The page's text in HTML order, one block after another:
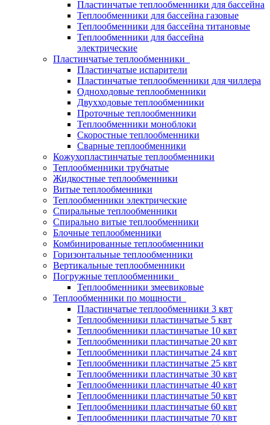
Пластинчатые теплообменники для бассейна
Теплообменники для бассейна газовые
Теплообменники для бассейна титановые
Теплообменники для бассейна
электрические
Пластинчатые теплообменники
Пластинчатые испарители
Пластинчатые теплообменники для чиллера
Одноходовые теплообменники
Двухходовые теплообменники
Проточные теплообменники
Теплообменники моноблоки
Скоростные теплообменники
Сварные теплообменники
Кожухопластинчатые теплообменники
Теплообменники трубчатые
Жидкостные теплообменники
Витые теплообменники
Теплообменники электрические
Спиральные теплообменники
Спирально витые теплообменники
Блочные теплообменники
Комбинированные теплообменники
Горизонтальные теплообменники
Вертикальные теплообменники
Погружные теплообменники
Теплообменники змеевиковые
Теплообменники по мощности
Пластинчатые теплообменники 3 квт
Теплообменники пластинчатые 5 квт
Теплообменники пластинчатые 10 квт
Теплообменники пластинчатые 20 квт
Теплообменники пластинчатые 24 квт
Теплообменники пластинчатые 25 квт
Теплообменники пластинчатые 30 квт
Теплообменники пластинчатые 40 квт
Теплообменники пластинчатые 50 квт
Теплообменники пластинчатые 60 квт
Теплообменники пластинчатые 70 квт